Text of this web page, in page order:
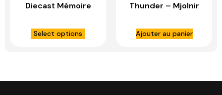
Diecast Mémoire
COMPANY
Select options
Thunder – Mjolnir
BEAST KINGDOM
Ajouter au panier